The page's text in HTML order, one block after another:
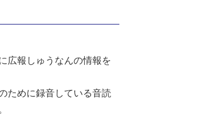
広報しゅうなんの情報を
ために録音している音読